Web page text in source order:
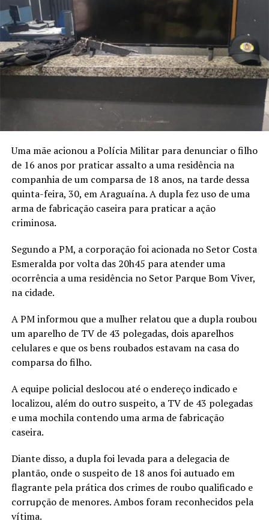
Uma mãe acionou a Polícia Militar para denunciar o filho
de 16 anos por praticar assalto a uma residência na
companhia de um comparsa de 18 anos, na tarde dessa
quinta-feira, 30, em Araguaína. A dupla fez uso de uma
arma de fabricação caseira para praticar a ação
criminosa.
Segundo a PM, a corporação foi acionada no Setor Costa
Esmeralda por volta das 20h45 para atender uma
ocorrência a uma residência no Setor Parque Bom Viver,
na cidade.
A PM informou que a mulher relatou que a dupla roubou
um aparelho de TV de 43 polegadas, dois aparelhos
celulares e que os bens roubados estavam na casa do
comparsa do filho.
A equipe policial deslocou até o endereço indicado e
localizou, além do outro suspeito, a TV de 43 polegadas
e uma mochila contendo uma arma de fabricação
caseira.
Diante disso, a dupla foi levada para a delegacia de
plantão, onde o suspeito de 18 anos foi autuado em
flagrante pela prática dos crimes de roubo qualificado e
corrupção de menores. Ambos foram reconhecidos pela
vítima.